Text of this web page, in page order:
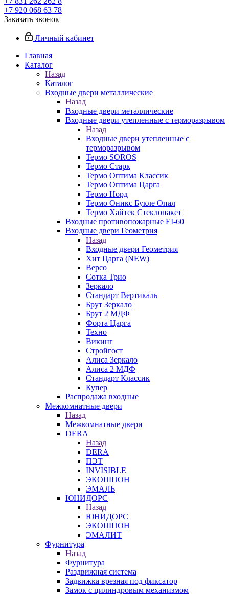
+7 920 068 63 78
Заказать звонок
Личный кабинет
Главная
Каталог
Назад
Каталог
Входные двери металлические
Назад
Входные двери металлические
Входные двери утепленные с терморазрывом
Назад
Входные двери утепленные с
терморазрывом
Термо SOROS
Термо Старк
Термо Оптима Классик
Термо Оптима Царга
Термо Норд
Термо Оникс Букле Опал
Термо Хайтек Стеклопакет
Входные противопожарные EI-60
Входные двери Геометрия
Назад
Входные двери Геометрия
Хит Царга (NEW)
Версо
Сотка Трио
Зеркало
Стандарт Вертикаль
Брут Зеркало
Брут 2 МДФ
Форта Царга
Техно
Викинг
Стройгост
Алиса Зеркало
Алиса 2 МДФ
Стандарт Классик
Купер
Распродажа входные
Межкомнатные двери
Назад
Межкомнатные двери
DERA
Назад
DERA
ПЭТ
INVISIBLE
ЭКОШПОН
ЭМАЛЬ
ЮНИДОРС
Назад
ЮНИДОРС
ЭКОШПОН
ЭМАЛИТ
Фурнитура
Назад
Фурнитура
Раздвижная система
Задвижка врезная под фиксатор
Замок с цилиндровым механизмом